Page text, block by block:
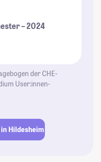
– 2024
der CHE-
User:innen-
Hildesheim